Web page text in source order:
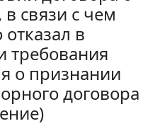
в связи с чем
в
требования
о признании
договора